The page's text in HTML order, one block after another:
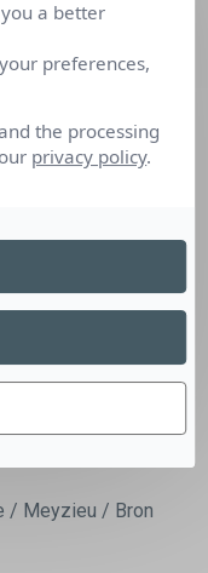
le développement
secteur lyonnais.
terrain
et des familles
sociaux (HAD,
APA / PCH
l’activité
/ Meyzieu / Bron
a better
preferences,
the processing
privacy policy.